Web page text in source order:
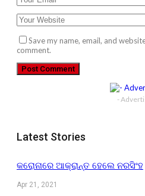
Save my name, email, and
comment.
-
Latest Stories
କରୋନାରେ ଆକ୍ରାନ୍ତ ହେଲେ ନରସିଂହ
Apr 21, 2021